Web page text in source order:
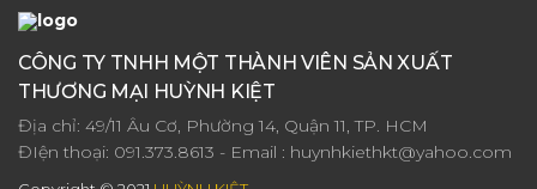
CÔNG TY TNHH MỘT THÀNH VIÊN SẢN XUẤT
THƯƠNG MẠI HUỲNH KIỆT
Địa chỉ: 49/11 Âu Cơ, Phường 14, Quận 11, TP. HCM
ĐIện thoại: 091.373.8613 - Email : huynhkiethkt@yahoo.com